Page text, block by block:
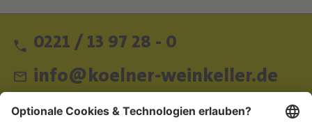
0221 / 13 97 28 - 0
info@koelner-weinkeller.de